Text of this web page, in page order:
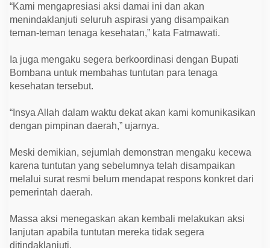
“Kami mengapresiasi aksi damai ini dan akan
menindaklanjuti seluruh aspirasi yang disampaikan
teman-teman tenaga kesehatan,” kata Fatmawati.
Ia juga mengaku segera berkoordinasi dengan Bupati
Bombana untuk membahas tuntutan para tenaga
kesehatan tersebut.
“Insya Allah dalam waktu dekat akan kami komunikasikan
dengan pimpinan daerah,” ujarnya.
Meski demikian, sejumlah demonstran mengaku kecewa
karena tuntutan yang sebelumnya telah disampaikan
melalui surat resmi belum mendapat respons konkret dari
pemerintah daerah.
Massa aksi menegaskan akan kembali melakukan aksi
lanjutan apabila tuntutan mereka tidak segera
ditindaklanjuti.